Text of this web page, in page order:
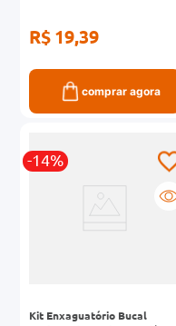
R$ 19,39
comprar agora
-14%
Kit Enxaguatório Bucal